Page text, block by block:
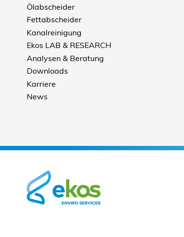
Ölabscheider
Fettabscheider
Kanalreinigung
Ekos LAB & RESEARCH
Analysen & Beratung
Downloads
Karriere
News